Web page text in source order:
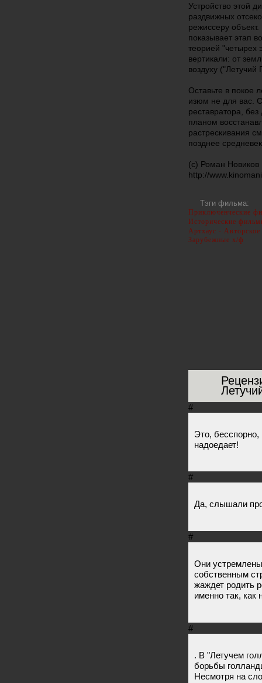
Устройство этой
раздвижных
режиссеру
показывает этап
теорией
вертикали: от
воздуху
Оставьте в покое
изюм не для вас.
реставратора,
планом
растрескивания
позднее
(с) Роман Новиков
http://
Тэги фильма:
Приключенческие
Исторические
Артхаус -
Зарубежные х/ф
#
Это,
надоедает!
#
Да, слышали
#
Они
собственным
жаждет родить
именно так,
#
. В "Летучем
борьбы
Несмотря на